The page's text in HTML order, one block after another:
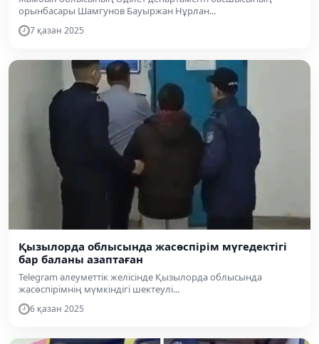
орынбасары Шамгунов Бауыржан Нұрлан...
7 қазан 2025
Қызылорда облысында жасөспірім мүгедектігі
бар баланы азаптаған
Telegram әлеуметтік желісінде Қызылорда облысында
жасөспірімнің мүмкіндігі шектеулі...
6 қазан 2025